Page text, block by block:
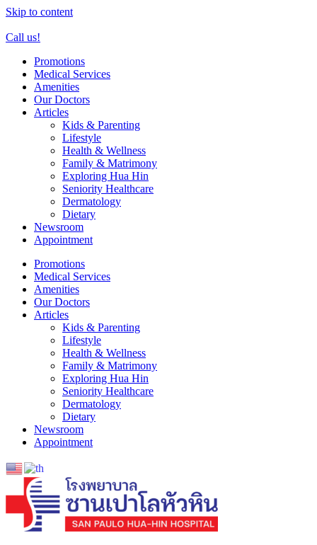
Skip to content
Call us!
Promotions
Medical Services
Amenities
Our Doctors
Articles
Kids & Parenting
Lifestyle
Health & Wellness
Family & Matrimony
Exploring Hua Hin
Seniority Healthcare
Dermatology
Dietary
Newsroom
Appointment
Promotions
Medical Services
Amenities
Our Doctors
Articles
Kids & Parenting
Lifestyle
Health & Wellness
Family & Matrimony
Exploring Hua Hin
Seniority Healthcare
Dermatology
Dietary
Newsroom
Appointment